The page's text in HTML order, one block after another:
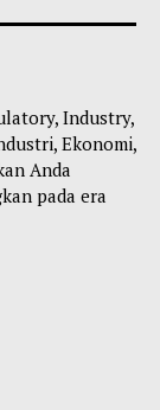
Industry,
Ekonomi,
Anda
pada era